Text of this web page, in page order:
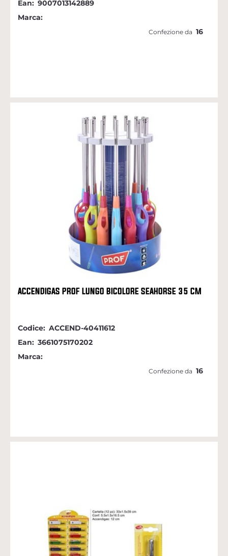
Ean: 9007013142889
Marca:
Confezione da 16
ACCENDIGAS PROF LUNGO BICOLORE SEAHORSE 35 CM
Codice: ACCEND-40411612
Ean: 3661075170202
Marca:
Confezione da 16